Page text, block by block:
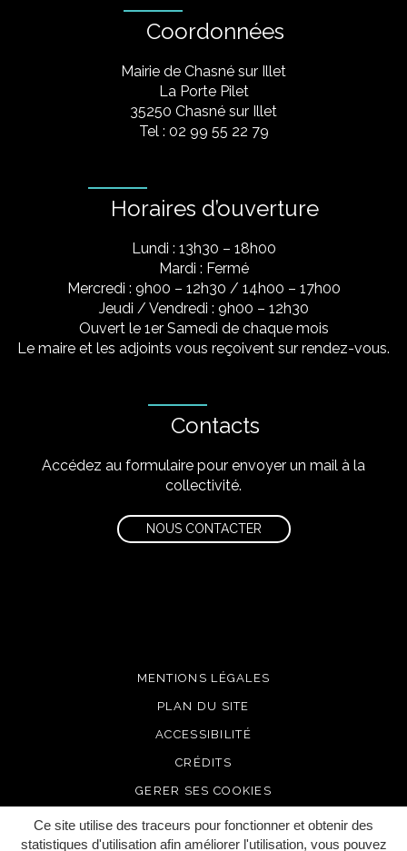
Ce site utilise des traceurs pour fonctionner et obtenir des
statistiques d'utilisation afin améliorer l'utilisation, vous pouvez
Coordonnées
Mairie de Chasné sur Illet
La Porte Pilet
35250 Chasné sur Illet
Tel : 02 99 55 22 79
Horaires d’ouverture
Lundi : 13h30 – 18h00
Mardi : Fermé
Mercredi : 9h00 – 12h30 / 14h00 – 17h00
Jeudi / Vendredi : 9h00 – 12h30
Ouvert le 1er Samedi de chaque mois
Le maire et les adjoints vous reçoivent sur rendez-vous.
Contacts
Accédez au formulaire pour envoyer un mail à la
collectivité.
NOUS CONTACTER
MENTIONS LÉGALES
PLAN DU SITE
ACCESSIBILITÉ
CRÉDITS
GERER SES COOKIES